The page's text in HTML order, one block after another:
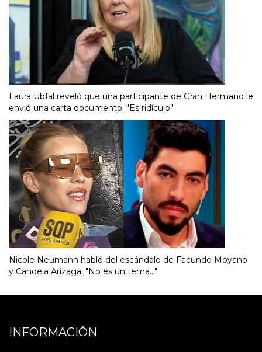
Laura Ubfal reveló que una participante de Gran Hermano le
envió una carta documento: "Es ridículo"
Nicole Neumann habló del escándalo de Facundo Moyano
y Candela Arizaga: "No es un tema..."
INFORMACIÓN